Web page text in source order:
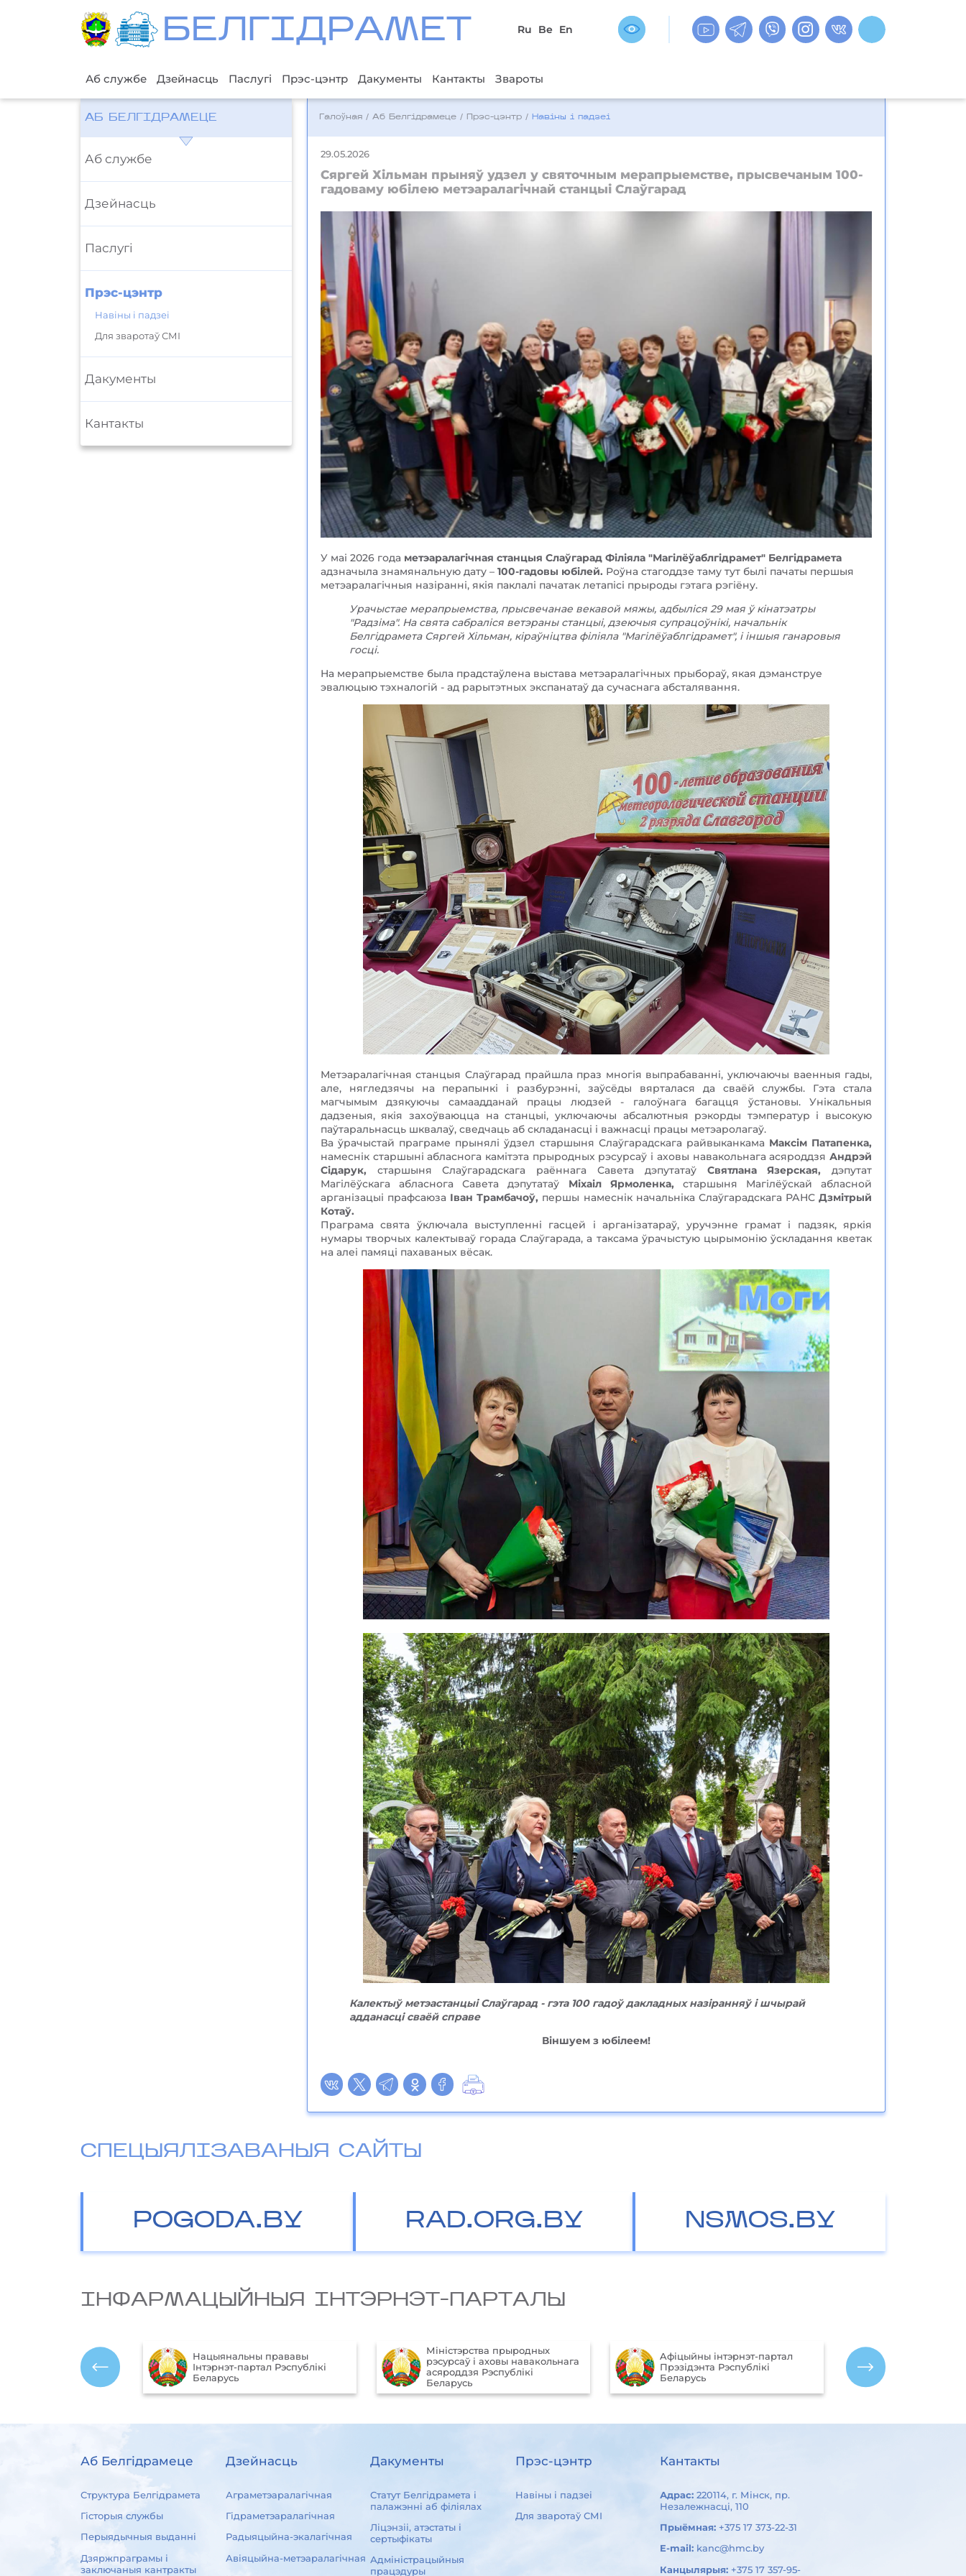
БЕЛГIДРAМЕТ Ru Be En
Аб службе Дзейнасць Паслугі Прэс-цэнтр Дакументы Кантакты Звароты
АБ БЕЛГІДРАМЕЦЕ
Аб службе
Дзейнасць
Паслугі
Прэс-цэнтр
Навіны і падзеі
Для зваротаў СМІ
Дакументы
Кантакты
Галоўная /Аб Белгідрамеце / Прэс-цэнтр / Навіны і падзеі
29.05.2026
Сяргей Хільман прыняў удзел у святочным мерапрыемстве, прысвечаным 100-
гадоваму юбілею метэаралагічнай станцыі Слаўгарад
У маі 2026 года метэаралагічная станцыя Слаўгарад Філіяла "Магілёўаблгідрамет" Белгідрамета
адзначыла знамянальную дату – 100-гадовы юбілей. Роўна стагоддзе таму тут былі пачаты першыя
метэаралагічныя назіранні, якія паклалі пачатак летапісі прыроды гэтага рэгіёну.
Урачыстае мерапрыемства, прысвечанае векавой мяжы, адбыліся 29 мая ў кінатэатры
"Радзіма". На свята сабраліся ветэраны станцыі, дзеючыя супрацоўнікі, начальнік
Белгідрамета Сяргей Хільман, кіраўніцтва філіяла "Магілёўаблгідрамет", і іншыя ганаровыя
госці.
На мерапрыемстве была прадстаўлена выстава метэаралагічных прыбораў, якая дэманструе
эвалюцыю тэхналогій - ад рарытэтных экспанатаў да сучаснага абсталявання.
Метэаралагічная станцыя Слаўгарад прайшла праз многія выпрабаванні, уключаючы ваенныя гады,
але, нягледзячы на перапынкі і разбурэнні, заўсёды вярталася да сваёй службы. Гэта стала
магчымым дзякуючы самаадданай працы людзей - галоўнага багацця ўстановы. Унікальныя
дадзеныя, якія захоўваюцца на станцыі, уключаючы абсалютныя рэкорды тэмператур і высокую
паўтаральнасць шквалаў, сведчаць аб складанасці і важнасці працы метэаролагаў.
Ва ўрачыстай праграме прынялі ўдзел старшыня Слаўгарадскага райвыканкама Максім Патапенка,
намеснік старшыні абласнога камітэта прыродных рэсурсаў і аховы навакольнага асяроддзяАндрэй
Сідарук, старшыня Слаўгарадскага раённага Савета дэпутатаў Святлана Язерская, дэпутат
Магілёўскага абласнога Савета дэпутатаў Міхаіл Ярмоленка, старшыня Магілёўскай абласной
арганізацыі прафсаюза Іван Трамбачоў, першы намеснік начальніка Слаўгарадскага РАНСДзмітрый
Котаў.
Праграма свята ўключала выступленні гасцей і арганізатараў, уручэнне грамат і падзяк, яркія
нумары творчых калектываў горада Слаўгарада, а таксама ўрачыстую цырымонію ўскладання кветак
на алеі памяці пахаваных вёсак.
Калектыў метэастанцыі Слаўгарад - гэта 100 гадоў дакладных назіранняў і шчырай
адданасці сваёй справе
Віншуем з юбілеем!
СПЕЦЫЯЛІЗАВАНЫЯ САЙТЫ
POGODA.BY RAD.ORG.BY NSMOS.BY
IНФАРМАЦЫЙНЫЯ IНТЭРНЭТ-ПАРТАЛЫ
партал Рэспублікі
Міністэрства прыродных
рэсурсаў і аховы навакольнага
асяроддзя Рэспублікі
Беларусь
Aфiцыйны iнтэрнэт-партал
Прэзiдэнта Рэспублiкi
Беларусь
Партал рэйтынгавай ацэнкі
якасці аказання паслуг
арганізацыямі Рэспублікі
Беларусь
Аб Белгідрамеце
Структура Белгідрамета
Гісторыя службы
Перыядычныя выданні
Дзяржпраграмы і
заключаныя кантракты
Дзейнасць
Аграметэаралагічная
Гідраметэаралагічная
Радыяцыйна-экалагічная
Авіяцыйна-метэаралагічная
Дакументы
Статут Белгідрамета і
палажэнні аб філіялах
Ліцэнзіі, атэстаты і
сертыфікаты
Адміністрацыйныя
працэдуры
Прэс-цэнтр
Навіны і падзеі
Для зваротаў СМІ
Кантакты
Адрас: 220114, г. Мінск, пр.
Незалежнасці, 110
Прыёмная: +375 17 373-22-31
E-mail: kanc@hmc.by
Канцылярыя: +375 17 357-95-